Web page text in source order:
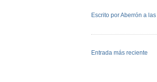
Escrito por Aberrón a las
Entrada más reciente